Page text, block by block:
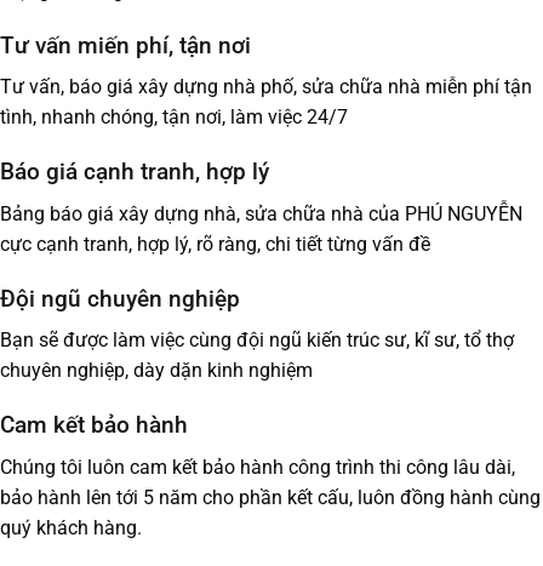
Tư vấn miến phí, tận nơi
Tư vấn, báo giá xây dựng nhà phố, sửa chữa nhà miễn phí tận
tình, nhanh chóng, tận nơi, làm việc 24/7
Báo giá cạnh tranh, hợp lý
Bảng báo giá xây dựng nhà, sửa chữa nhà của PHÚ NGUYỄN
cực cạnh tranh, hợp lý, rõ ràng, chi tiết từng vấn đề
Đội ngũ chuyên nghiệp
Bạn sẽ được làm việc cùng đội ngũ kiến trúc sư, kĩ sư, tổ thợ
chuyên nghiệp, dày dặn kinh nghiệm
Cam kết bảo hành
Chúng tôi luôn cam kết bảo hành công trình thi công lâu dài,
bảo hành lên tới 5 năm cho phần kết cấu, luôn đồng hành cùng
quý khách hàng.